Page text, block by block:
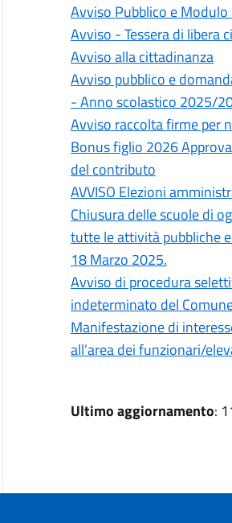
Avviso Pubblico e
Avviso - Tessera di libera
Avviso alla cittadinanza
Avviso pubblico e
- Anno scolastico 2025/
Avviso raccolta firme per
Bonus figlio 2026
del contributo
AVVISO Elezioni
Chiusura delle scuole di
tutte le attività pubbliche
18 Marzo 2025.
Avviso di procedura
indeterminato del
Manifestazione di
all’area dei funzionari/
Ultimo aggiornamento: